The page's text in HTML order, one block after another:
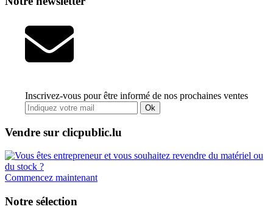
Inscrivez-vous pour être informé de nos prochaines ventes
Ok
Vendre sur clicpublic.lu
Commencez maintenant
Notre sélection